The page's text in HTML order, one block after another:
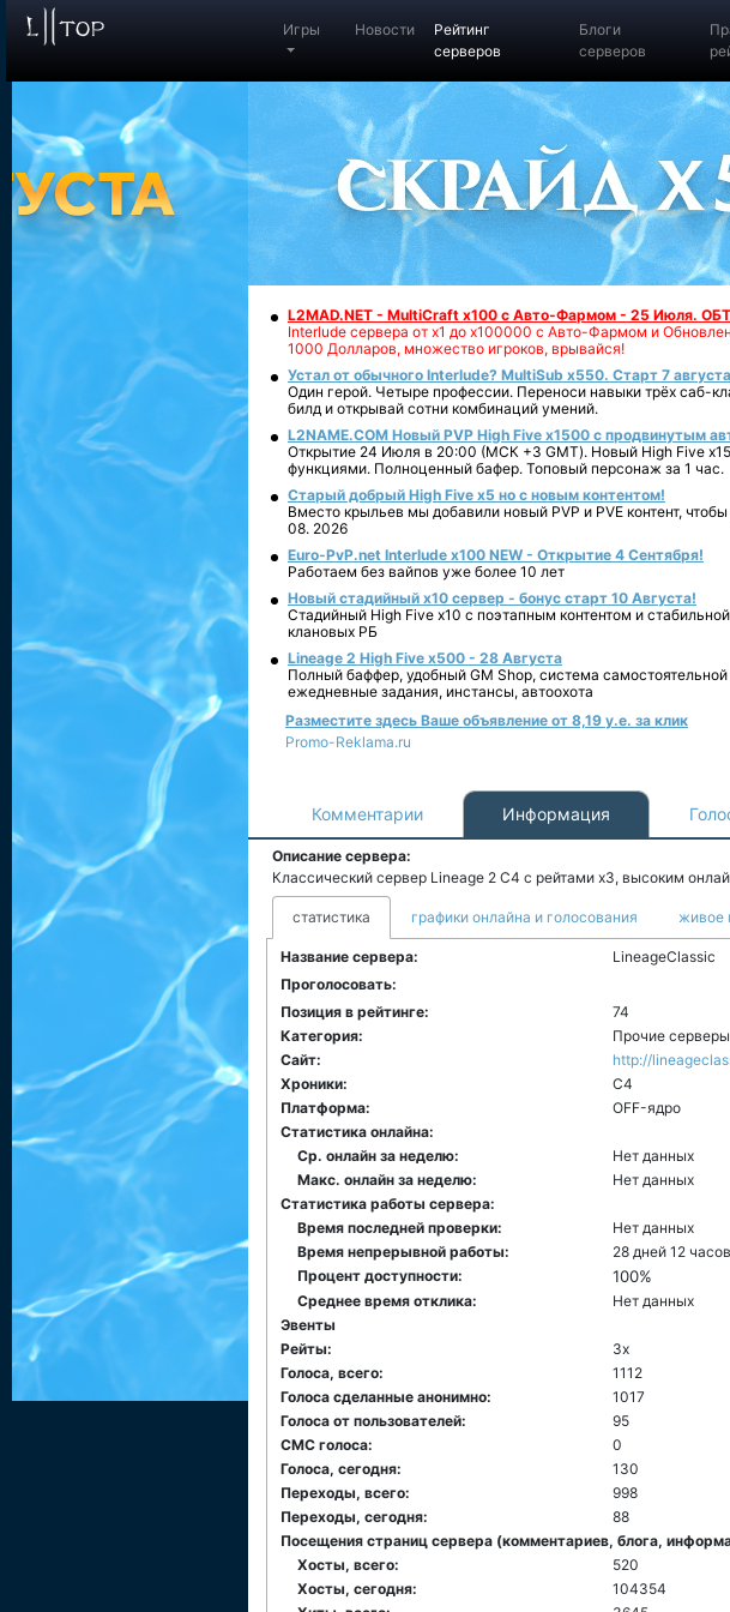
Игры Новости
Рейтинг
серверов
Блоги
серверов
L2MAD.NET - MultiCraft x100 с Авто-Фармом - 25 Июля.
Interlude сервера от х1 до х100000 с Авто-Фармом и
1000 Долларов, множество игроков, врывайся!
Устал от обычного Interlude? MultiSub x550. Старт 7 августа
Один герой. Четыре профессии. Переноси навыки трёх саб-
билд и открывай сотни комбинаций умений.
L2NAME.COM Новый PVP High Five x1500 с продвинутым
Открытие 24 Июля в 20:00 (МСК +3 GMT). Новый High Five
функциями. Полноценный бафер. Топовый персонаж за 1 час.
Старый добрый High Five x5 но с новым контентом!
Вместо крыльев мы добавили новый PVP и PVE контент,
08. 2026
Euro-PvP.net Interlude х100 NEW - Открытие 4 Сентября!
Работаем без вайпов уже более 10 лет
Новый стадийный х10 сервер - бонус старт 10 Августа!
Стадийный High Five x10 с поэтапным контентом и
клановых РБ
Lineage 2 High Five x500 - 28 Августа
Полный баффер, удобный GM Shop, система
ежедневные задания, инстансы, автоохота
Разместите здесь Ваше объявление от 8,19 у.е. за клик
Promo-Reklama.ru
Комментарии Информация
Описание сервера:
Классический сервер Lineage 2 C4 с рейтами x3, высоким
статистика графики онлайна и голосования живое
Название сервера:
LineageClassic
Проголосовать:
Позиция в рейтинге:
74
Категория:
Прочие серверы
Сайт:
http://
Хроники:
C4
Платформа:
ОFF-ядро
Статистика онлайна:
Ср. онлайн за неделю:
Нет данных
Макс. онлайн за неделю:
Нет данных
Статистика работы сервера:
Время последней проверки:
Нет данных
Время непрерывной работы:
28 дней 12
Процент доступности:
100%
Среднее время отклика:
Нет данных
Эвенты
Рейты:
3x
Голоса, всего:
1112
Голоса сделанные анонимно:
1017
Голоса от пользователей:
95
СМС голоса:
0
Голоса, сегодня:
130
Переходы, всего:
998
Переходы, сегодня:
88
Посещения страниц сервера (комментариев, блога,
Хосты, всего:
520
Хосты, сегодня:
104354